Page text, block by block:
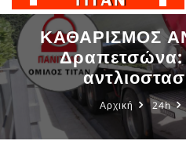
ΚΑΘΑΡΙΣΜΟΣ
Δραπετσώνα:
Αρχική 24h